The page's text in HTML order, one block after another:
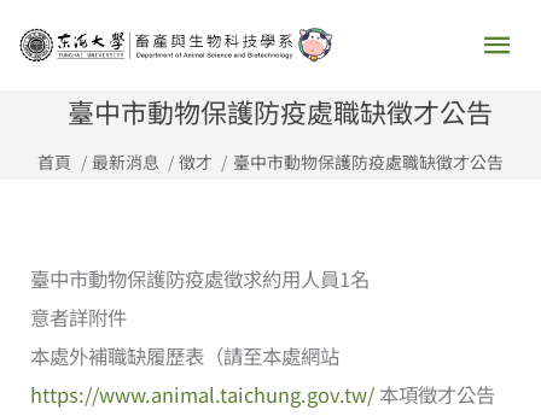
主
要
選
臺中市動物保護防疫處職缺徵才公告
首頁 最新消息 徵才 臺中市動物保護防疫處職缺徵才公告
臺中市動物保護防疫處徵求約用人員1名
意者詳附件
本處外補職缺履歷表（請至本處網站
https://www.animal.taichung.gov.tw/本項徵才公告